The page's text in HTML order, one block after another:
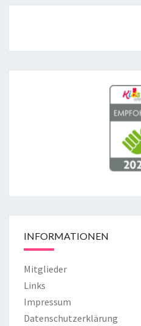
INFORMATIONEN
Mitglieder
Links
Impressum
Datenschutzerklärung